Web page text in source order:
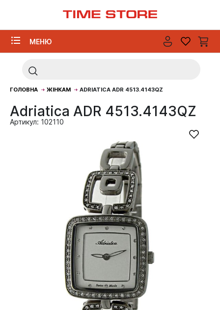
МЕНЮ
ГОЛОВНА ЖІНКАМ ADRIATICA ADR 4513.4143QZ
Adriatica ADR 4513.4143QZ
Артикул: 102110